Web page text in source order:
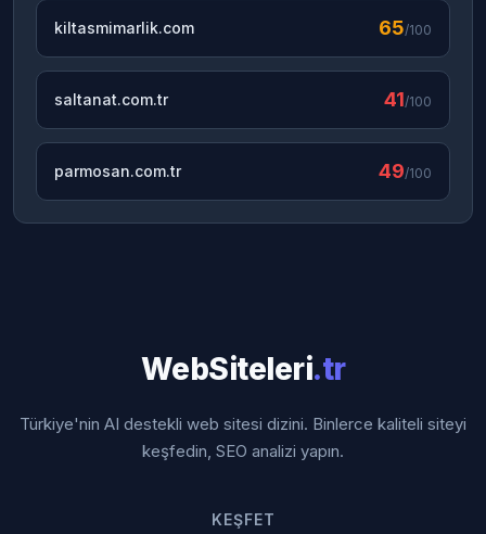
kiltasmimarlik.com 65/100
saltanat.com.tr 41/100
parmosan.com.tr 49/100
WebSiteleri.tr
Türkiye'nin AI destekli web sitesi dizini. Binlerce kaliteli siteyi
keşfedin, SEO analizi yapın.
KEŞFET